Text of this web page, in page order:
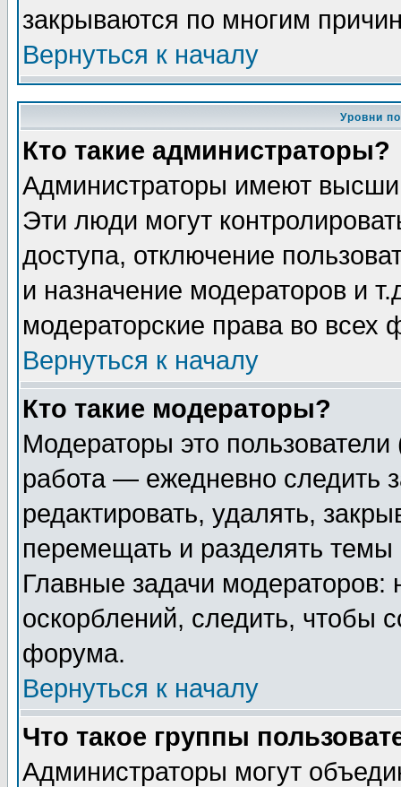
закрываются по многим
Вернуться к началу
Уровни
Кто такие администраторы?
Администраторы имеют
Эти люди могут
доступа, отключение
и назначение модераторов и
модераторские права во всех
Вернуться к началу
Кто такие модераторы?
Модераторы это
работа — ежедневно следить
редактировать, удалять,
перемещать и разделять
Главные задачи
оскорблений, следить, чтобы
форума.
Вернуться к началу
Что такое группы
Администраторы могут